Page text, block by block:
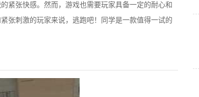
紧张快感。然而，游戏也需要玩家具备一定的耐心和
张刺激的玩家来说，逃跑吧！同学是一款值得一试的